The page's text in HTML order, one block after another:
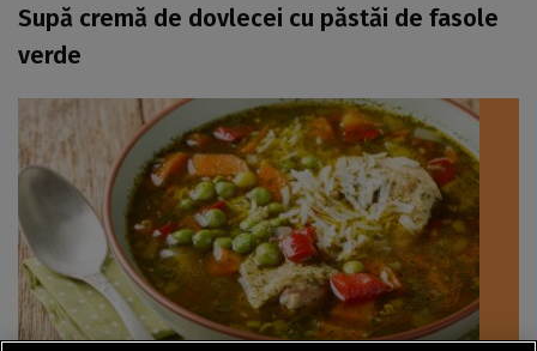
Supă cremă de dovlecei cu păstăi de fasole
verde